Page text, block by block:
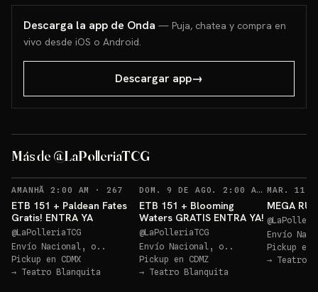
Descarga la app de Onda — Puja, chatea y compra en
vivo desde iOS o Android.
Descargar app→
Más de @LaPolleriaTCG
Sorteos: ETB Paldean GRATIS +10 más →
AMANHÃ 2:00 AM · 267 RECORDATORIOS
ETB 151 + Paldean Fates
Gratis! ENTRA YA
@LaPolleriaTCG
Envío Nacional, o..
Pickup en CDMX
→ Teatro Blanquita
DOM. 9 DE AGO. 2:00 AM ·269
ETB 151 + Blooming
Waters GRATIS ENTRA YA!
@LaPolleriaTCG
Envío Nacional, o..
Pickup en CDMZ
→ Teatro Blanquita
MEGA
@
Envío
Pickup en
→ Teatro